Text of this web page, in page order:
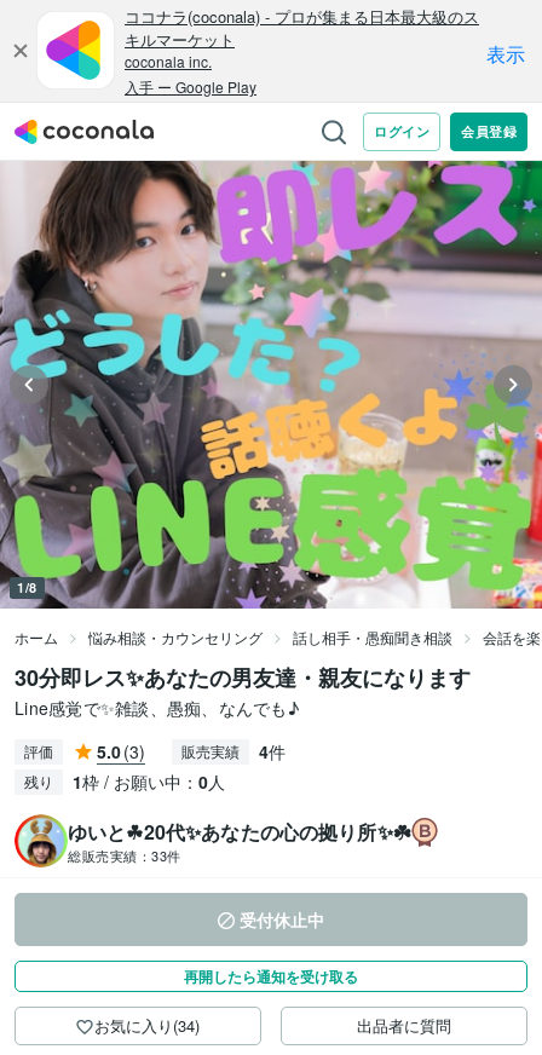
1/8
ホーム 悩み相談・カウンセリング 話し相手・愚痴聞き相談 会話を
30分即レス✨あなたの男友達・親友になります
Line感覚で✨雑談、愚痴、なんでも♪
評価 5.0(3) 販売実績 4件
残り 1枠 / お願い中： 0人
ゆいと☘20代✨あなたの心の拠り所✨☘️
総販売実績： 33件
受付休止中
再開したら通知を受け取る
お気に入り(34) 出品者に質問